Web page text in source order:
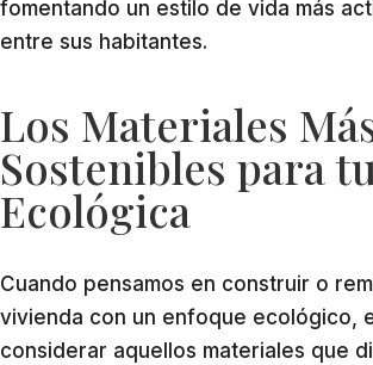
fomentando un estilo de vida más
entre sus habitantes.
Los Materiales
Sostenibles para
Ecológica
Cuando pensamos en construir o
vivienda con un enfoque ecológico,
considerar aquellos materiales que